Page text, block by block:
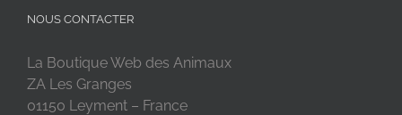
NOUS CONTACTER
La Boutique Web des Animaux
ZA Les Granges
01150 Leyment – France